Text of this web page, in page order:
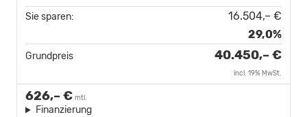
Sie sparen:
16.504,– €
29,0%
Grundpreis 40.450,– €
incl. 19% MwSt.
626,– € mtl.
Finanzierung